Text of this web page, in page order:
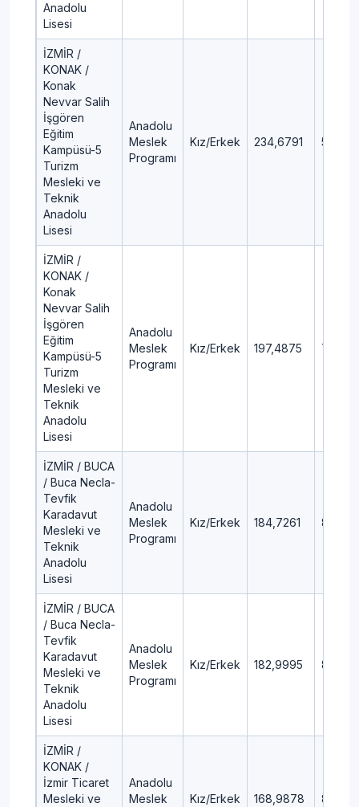
Anadolu
Lisesi
İZMİR /
KONAK /
Konak
Nevvar Salih
İşgören
Eğitim
Kampüsü-5
Turizm
Mesleki ve
Teknik
Anadolu
Lisesi
Anadolu
Meslek
Programı
Kız/Erkek 234,6791 54,17
İZMİR /
KONAK /
Konak
Nevvar Salih
İşgören
Eğitim
Kampüsü-5
Turizm
Mesleki ve
Teknik
Anadolu
Lisesi
Anadolu
Meslek
Programı
Kız/Erkek 197,4875 77,67
İZMİR / BUCA
/ Buca Necla-
Tevfik
Karadavut
Mesleki ve
Teknik
Anadolu
Lisesi
Anadolu
Meslek
Programı
Kız/Erkek 184,7261 84,7
İZMİR / BUCA
/ Buca Necla-
Tevfik
Karadavut
Mesleki ve
Teknik
Anadolu
Lisesi
Anadolu
Meslek
Programı
Kız/Erkek 182,9995 85,01
İZMİR /
KONAK /
İzmir Ticaret
Mesleki ve
Anadolu
Meslek
Kız/Erkek 168,9878 87,54